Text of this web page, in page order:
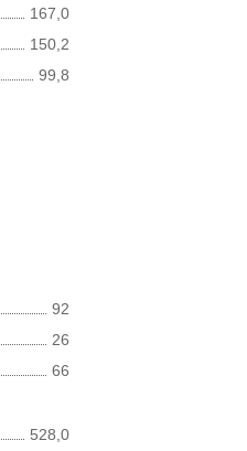
167,0
150,2
99,8
92
26
66
528,0